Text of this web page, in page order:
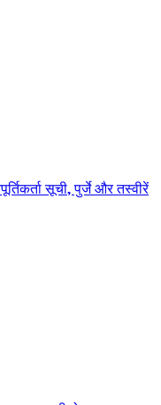
सूची, पुर्जे और तस्वीरें